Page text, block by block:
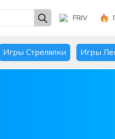
FRIV
Игры Стрелялки Игры